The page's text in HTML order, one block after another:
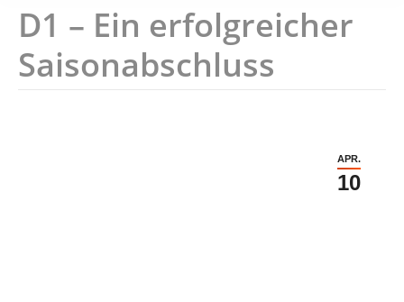
D1 – Ein erfolgreicher
Saisonabschluss
APR.
10